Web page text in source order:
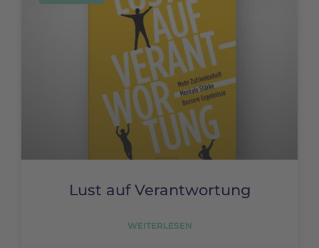
Lust auf Verantwortung
WEITERLESEN